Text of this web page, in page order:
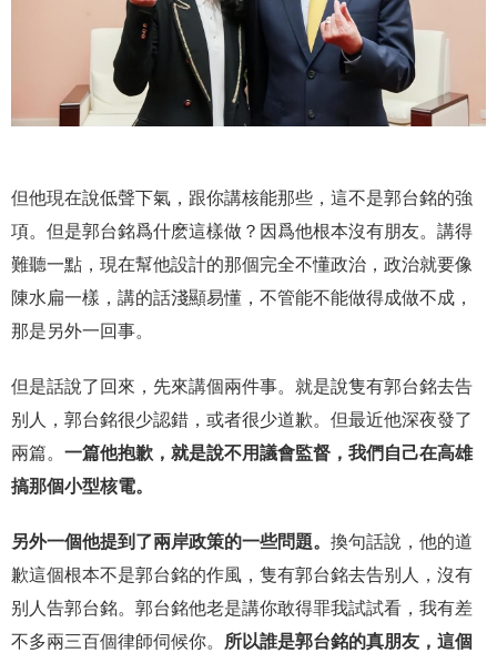
但他現在說低聲下氣，跟你講核能那些，這不是郭台銘的強
項。但是郭台銘爲什麽這樣做？因爲他根本沒有朋友。講得
難聽一點，現在幫他設計的那個完全不懂政治，政治就要像
陳水扁一樣，講的話淺顯易懂，不管能不能做得成做不成，
那是另外一回事。
但是話說了回來，先來講個兩件事。就是說隻有郭台銘去告
别人，郭台銘很少認錯，或者很少道歉。但最近他深夜發了
兩篇。 一篇他抱歉，就是說不用議會監督，我們自己在高雄
搞那個小型核電。
另外一個他提到了兩岸政策的一些問題。 換句話說，他的道
歉這個根本不是郭台銘的作風，隻有郭台銘去告别人，沒有
别人告郭台銘。郭台銘他老是講你敢得罪我試試看，我有差
不多兩三百個律師伺候你。
所以誰是郭台銘的真朋友，這個